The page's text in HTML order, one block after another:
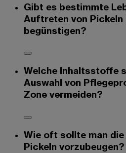
Gibt es bestimmte
Auftreten von Pickeln
begünstigen?
Welche Inhaltsstoffe
Auswahl von
Zone vermeiden?
Wie oft sollte man die
Pickeln vorzubeugen?